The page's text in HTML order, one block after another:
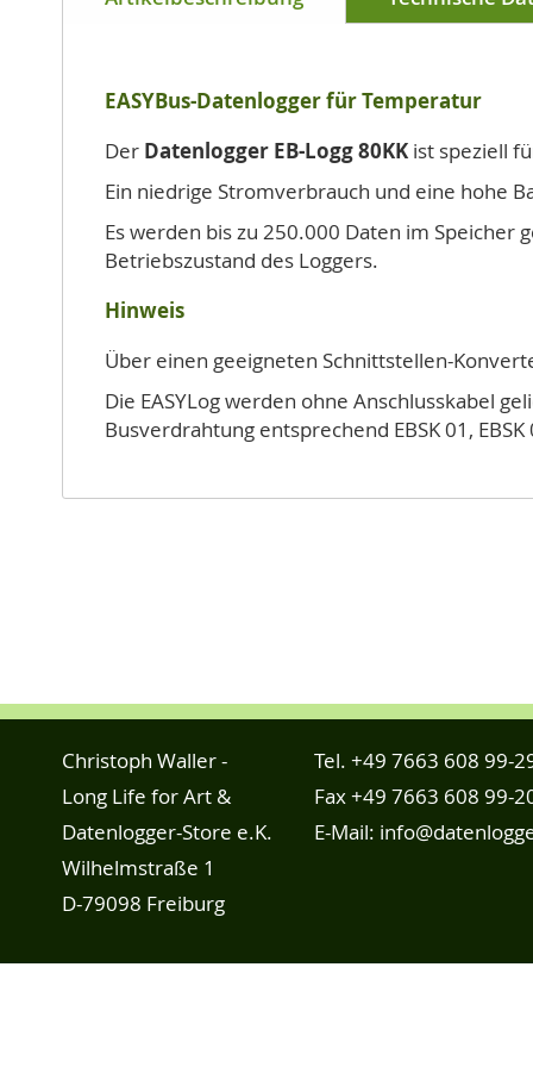
EASYBus-Datenlogger für Temperatur
Der Datenlogger EB-Logg 80KK ist speziell
Ein niedrige Stromverbrauch und eine hohe
Es werden bis zu 250.000 Daten im Speicher
Betriebszustand des Loggers.
Hinweis
Über einen geeigneten Schnittstellen-
Die EASYLog werden ohne Anschlusskabel
Busverdrahtung entsprechend EBSK 01,
Christoph Waller -
Long Life for Art &
Datenlogger-Store e.K.
Wilhelmstraße 1
D-79098 Freiburg
Tel. +49 7663 608 99-
Fax +49 7663 608 99-
E-Mail: